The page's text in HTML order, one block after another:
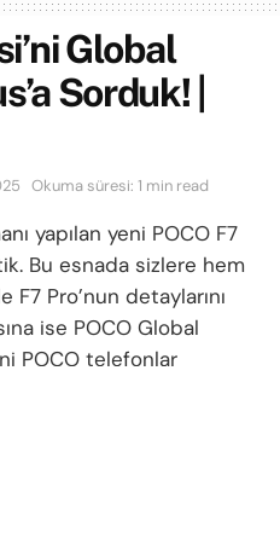
Global
Sorduk! |
Okuma süresi: 1 min read
yapılan yeni POCO F7
Bu esnada sizlere hem
F7 Pro’nun detaylarını
ise POCO Global
POCO telefonlar